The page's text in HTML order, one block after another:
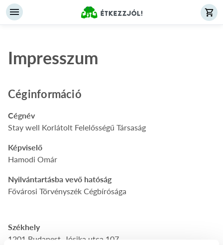
Impresszum
Céginformáció
Cégnév
Stay well Korlátolt Felelősségű Társaság
Képviselő
Hamodi Omár
Nyilvántartásba vevő hatóság
Fővárosi Törvényszék Cégbírósága
Székhely
1201 Budapest, Jósika utca 107.